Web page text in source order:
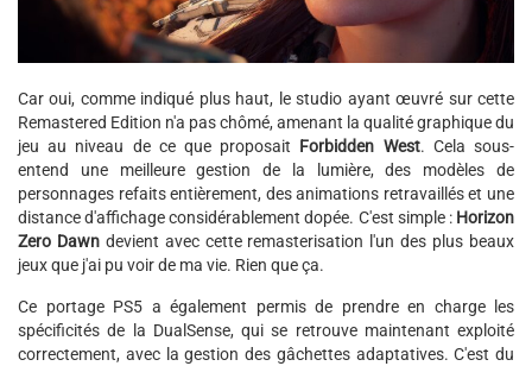
Car oui, comme indiqué plus haut, le studio ayant œuvré sur cette
Remastered Edition n'a pas chômé, amenant la qualité graphique du
jeu au niveau de ce que proposait Forbidden West. Cela sous-
entend une meilleure gestion de la lumière, des modèles de
personnages refaits entièrement, des animations retravaillés et une
distance d'affichage considérablement dopée. C'est simple : Horizon
Zero Dawndevient avec cette remasterisation l'un des plus beaux
jeux que j'ai pu voir de ma vie. Rien que ça.
Ce portage PS5 a également permis de prendre en charge les
spécificités de la DualSense, qui se retrouve maintenant exploité
correctement, avec la gestion des gâchettes adaptatives. C'est du